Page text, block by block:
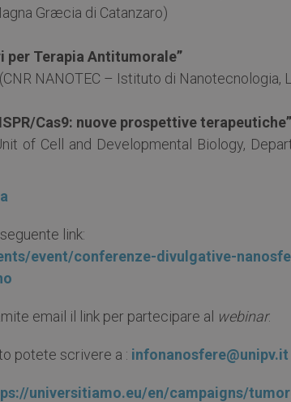
Græcia di Catanzaro)
per Terapia Antitumorale”
(CNR NANOTEC – Istituto di Nanotecnologia,
Cas9: nuove prospettive terapeutiche”
of Cell and Developmental Biology,
link:
event/conferenze-divulgative-
email il link per partecipare al webinar.
potete scrivere a : infonanosfere@unipv.it
universitiamo.eu/en/campaigns/